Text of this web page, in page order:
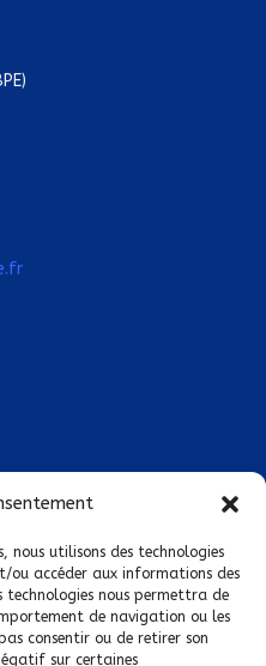
nous utilisons des technologies
ou accéder aux informations des
nous permettra de
de navigation ou les
consentir ou de retirer son
sur certaines
·e !
!